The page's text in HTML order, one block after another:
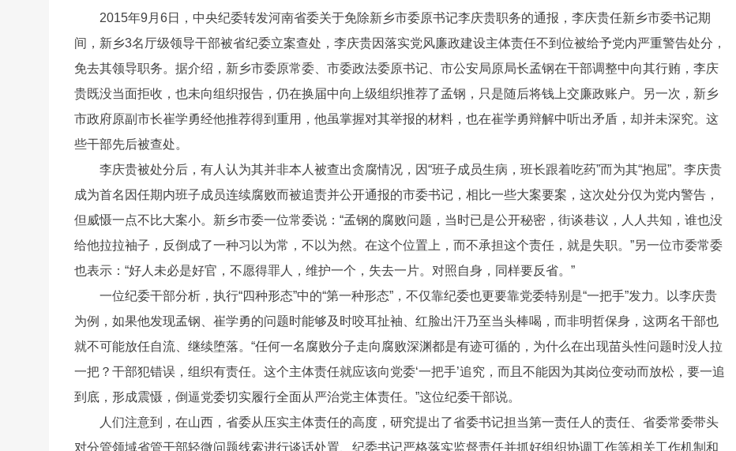
2015年9月6日，中央纪委转发河南省委关于免除新乡市委原书记李庆贵职务的通报，李庆贵任新乡市委书记期
间，新乡3名厅级领导干部被省纪委立案查处，李庆贵因落实党风廉政建设主体责任不到位被给予党内严重警告处分，
免去其领导职务。据介绍，新乡市委原常委、市委政法委原书记、市公安局原局长孟钢在干部调整中向其行贿，李庆
贵既没当面拒收，也未向组织报告，仍在换届中向上级组织推荐了孟钢，只是随后将钱上交廉政账户。另一次，新乡
市政府原副市长崔学勇经他推荐得到重用，他虽掌握对其举报的材料，也在崔学勇辩解中听出矛盾，却并未深究。这
些干部先后被查处。
李庆贵被处分后，有人认为其并非本人被查出贪腐情况，因“班子成员生病，班长跟着吃药”而为其“抱屈”。李庆贵
成为首名因任期内班子成员连续腐败而被追责并公开通报的市委书记，相比一些大案要案，这次处分仅为党内警告，
但威慑一点不比大案小。新乡市委一位常委说：“孟钢的腐败问题，当时已是公开秘密，街谈巷议，人人共知，谁也没
给他拉拉袖子，反倒成了一种习以为常，不以为然。在这个位置上，而不承担这个责任，就是失职。”另一位市委常委
也表示：“好人未必是好官，不愿得罪人，维护一个，失去一片。对照自身，同样要反省。”
一位纪委干部分析，执行“四种形态”中的“第一种形态”，不仅靠纪委也更要靠党委特别是“一把手”发力。以李庆贵
为例，如果他发现孟钢、崔学勇的问题时能够及时咬耳扯袖、红脸出汗乃至当头棒喝，而非明哲保身，这两名干部也
就不可能放任自流、继续堕落。“任何一名腐败分子走向腐败深渊都是有迹可循的，为什么在出现苗头性问题时没人拉
一把？干部犯错误，组织有责任。这个主体责任就应该向党委‘一把手’追究，而且不能因为其岗位变动而放松，要一追
到底，形成震慑，倒逼党委切实履行全面从严治党主体责任。”这位纪委干部说。
人们注意到，在山西，省委从压实主体责任的高度，研究提出了省委书记担当第一责任人的责任、省委常委带头
对分管领域省管干部轻微问题线索进行谈话处置、纪委书记严格落实监督责任并抓好组织协调工作等相关工作机制和